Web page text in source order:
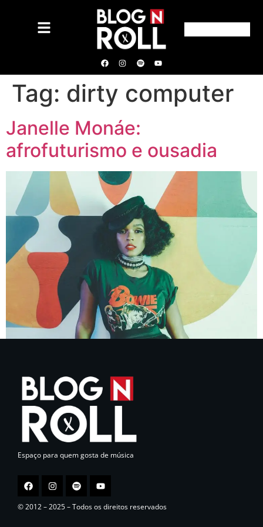
Tag: dirty computer
Janelle Monáe:
afrofuturismo e ousadia
Espaço para quem gosta de música
© 2012 – 2025 – Todos os direitos reservados